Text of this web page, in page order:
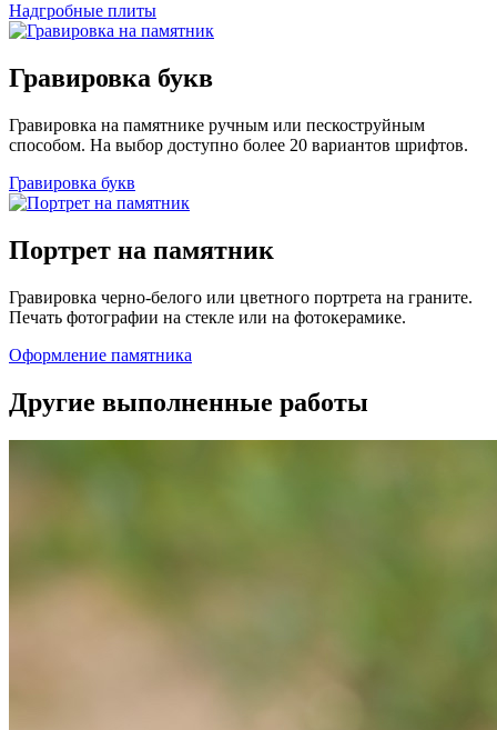
Надгробные плиты
Гравировка букв
Гравировка на памятнике ручным или пескоструйным
способом. На выбор доступно более 20 вариантов шрифтов.
Гравировка букв
Портрет на памятник
Гравировка черно-белого или цветного портрета на граните.
Печать фотографии на стекле или на фотокерамике.
Оформление памятника
Другие выполненные работы